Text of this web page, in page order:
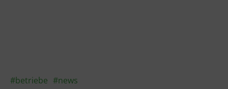
#betriebe #news